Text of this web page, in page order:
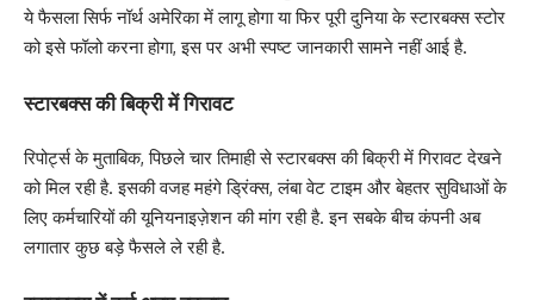
ये फैसला सिर्फ नॉर्थ अमेरिका में लागू होगा या फिर पूरी दुनिया के स्टारबक्स स्टोर
को इसे फॉलो करना होगा, इस पर अभी स्पष्ट जानकारी सामने नहीं आई है.
स्टारबक्स की बिक्री में गिरावट
रिपोर्ट्स के मुताबिक, पिछले चार तिमाही से स्टारबक्स की बिक्री में गिरावट देखने
को मिल रही है. इसकी वजह महंगे ड्रिंक्स, लंबा वेट टाइम और बेहतर सुविधाओं के
लिए कर्मचारियों की यूनियनाइज़ेशन की मांग रही है. इन सबके बीच कंपनी अब
लगातार कुछ बड़े फैसले ले रही है.